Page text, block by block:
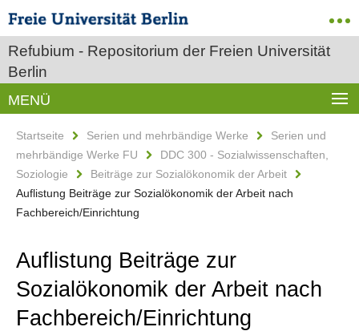
Refubium - Repositorium der Freien Universität
Berlin
MENÜ
Startseite Serien und mehrbändige Werke
Serien und
mehrbändige Werke FU
DDC 300 - Sozialwissenschaften,
Soziologie
Beiträge zur Sozialökonomik der Arbeit
Auflistung Beiträge zur Sozialökonomik der Arbeit nach
Fachbereich/Einrichtung
Auflistung Beiträge zur
Sozialökonomik der Arbeit nach
Fachbereich/Einrichtung